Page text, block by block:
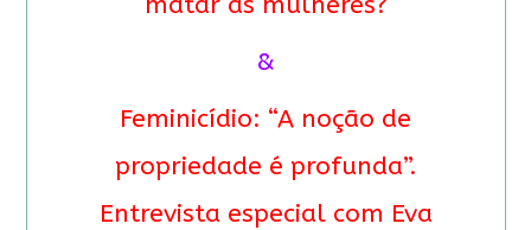
&
Feminicídio: “A noção de
propriedade é profunda”.
Entrevista especial com Eva